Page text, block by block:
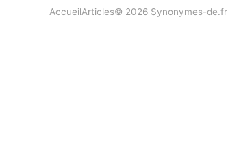
AccueilArticles© 2026 Synonymes-de.fr